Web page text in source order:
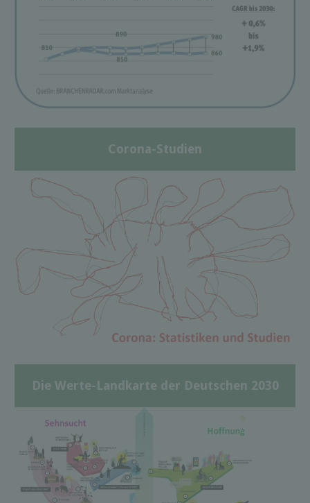
Corona-Studien
Die Werte-Landkarte der Deutschen 2030